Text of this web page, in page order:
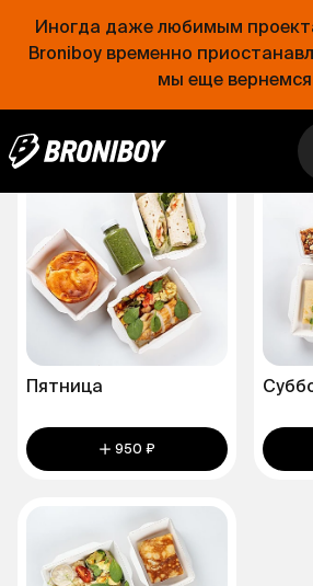
Иногда даже любимым
Broniboy временно
мы еще вернемся
Среда
950 ₽
Пятница
950 ₽